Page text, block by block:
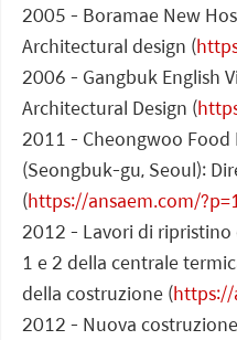
2005 - Boramae New
Architectural design (
2006 - Gangbuk English
Architectural Design (
2011 - Cheongwoo
(Seongbuk-gu, Seoul):
(https://ansaem.com/
2012 - Lavori di
1 e 2 della centrale
della costruzione (https://
2012 - Nuova